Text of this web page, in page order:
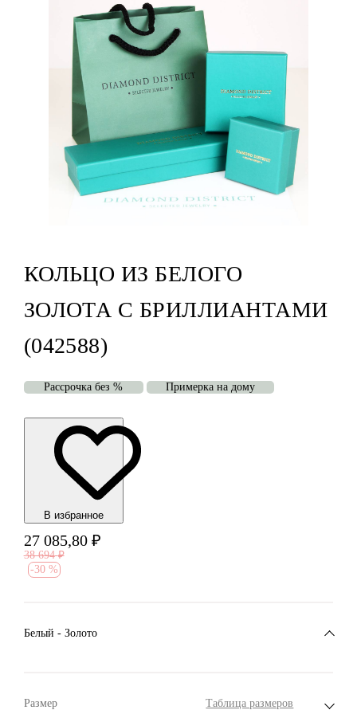
КОЛЬЦО ИЗ БЕЛОГО
ЗОЛОТА С БРИЛЛИАНТАМИ
(042588)
Рассрочка без % Примерка на дому
В избранноe
27 085,80 ₽
38 694 ₽
-30 %
Белый - Золото
Размер Таблица размеров